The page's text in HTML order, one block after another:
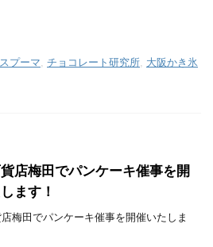
プーマ チョコレート研究所 大阪かき氷
店梅田でパンケーキ催事を開
ます！
梅田でパンケーキ催事を開催いたしま